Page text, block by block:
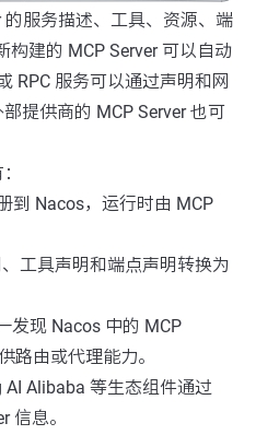
的服务描述、工具、资源、端
构建的 MCP Server 可以自动
RPC 服务可以通过声明和网
提供商的 MCP Server 也可
到 Nacos，运行时由 MCP
工具声明和端点声明转换为
发现 Nacos 中的 MCP
路由或代理能力。
Alibaba 等生态组件通过
信息。